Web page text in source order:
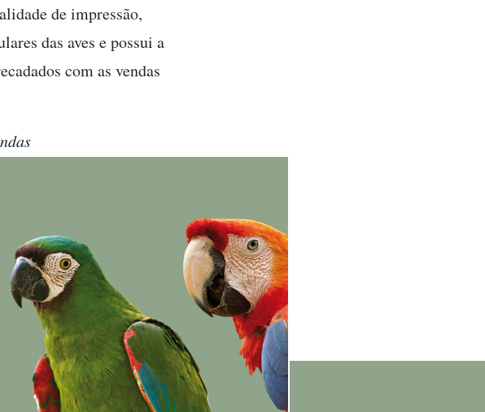
de impressão,
das aves e possui a
com as vendas